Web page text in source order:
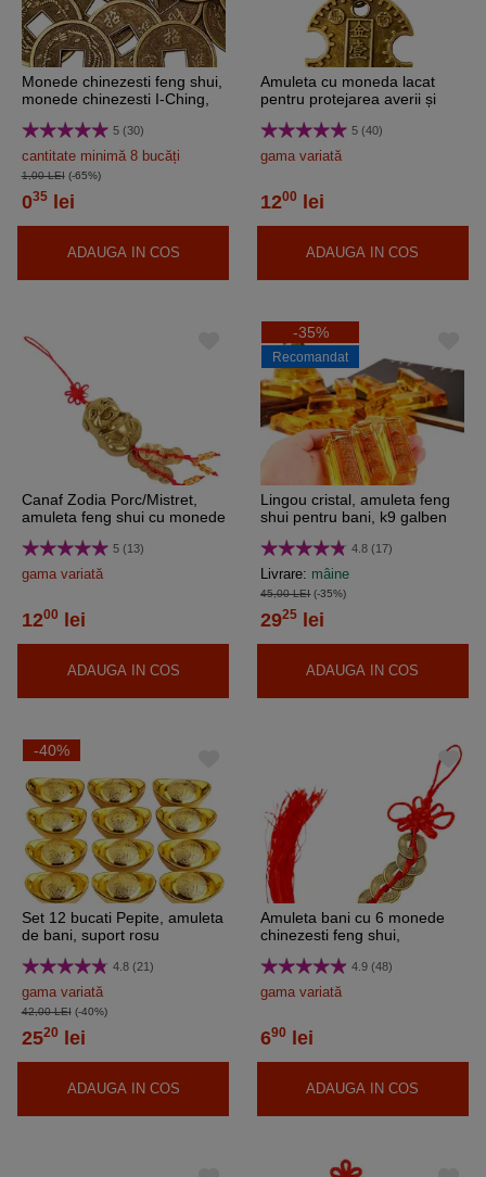
Monede chinezesti feng shui,
monede chinezesti I-Ching,
23 mm
5 (30)
cantitate minimă 8 bucăți
1,00 LEI(-65%)
035lei
ADAUGA IN COS
Amuleta cu moneda lacat
pentru protejarea averii și
5 (40)
gama variată
1200 lei
ADAUGA IN COS
Canaf Zodia Porc/Mistret,
amuleta feng shui cu monede
5 (13)
gama variată
1200 lei
ADAUGA IN COS
-35%
Recomandat
Lingou cristal, amuleta feng
shui pentru bani, k9 galben
4.8 (17)
Livrare: mâine
45,00 LEI(-35%)
2925 lei
ADAUGA IN COS
-40%
Set 12 bucati Pepite, amuleta
de bani, suport rosu
4.8 (21)
gama variată
42,00 LEI(-40%)
2520 lei
ADAUGA IN COS
Amuleta bani cu 6 monede
chinezesti feng shui,
rosu
4.9 (48)
gama variată
690 lei
ADAUGA IN COS